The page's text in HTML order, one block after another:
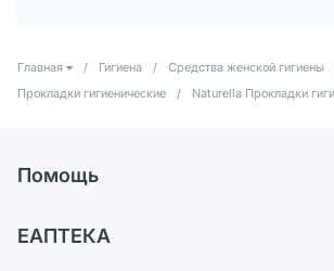
Главная / Гигиена / Средства женской гигиены
Прокладки гигиенические
/ Naturella Прокладки
Помощь
Самовывоз из аптек
ЕАПТЕКА